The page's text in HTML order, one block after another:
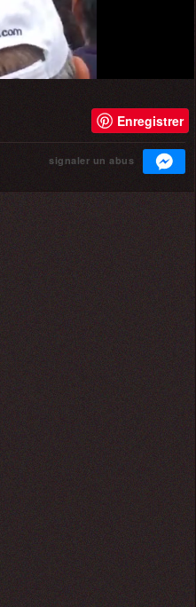
Enregistrer
signaler un abus